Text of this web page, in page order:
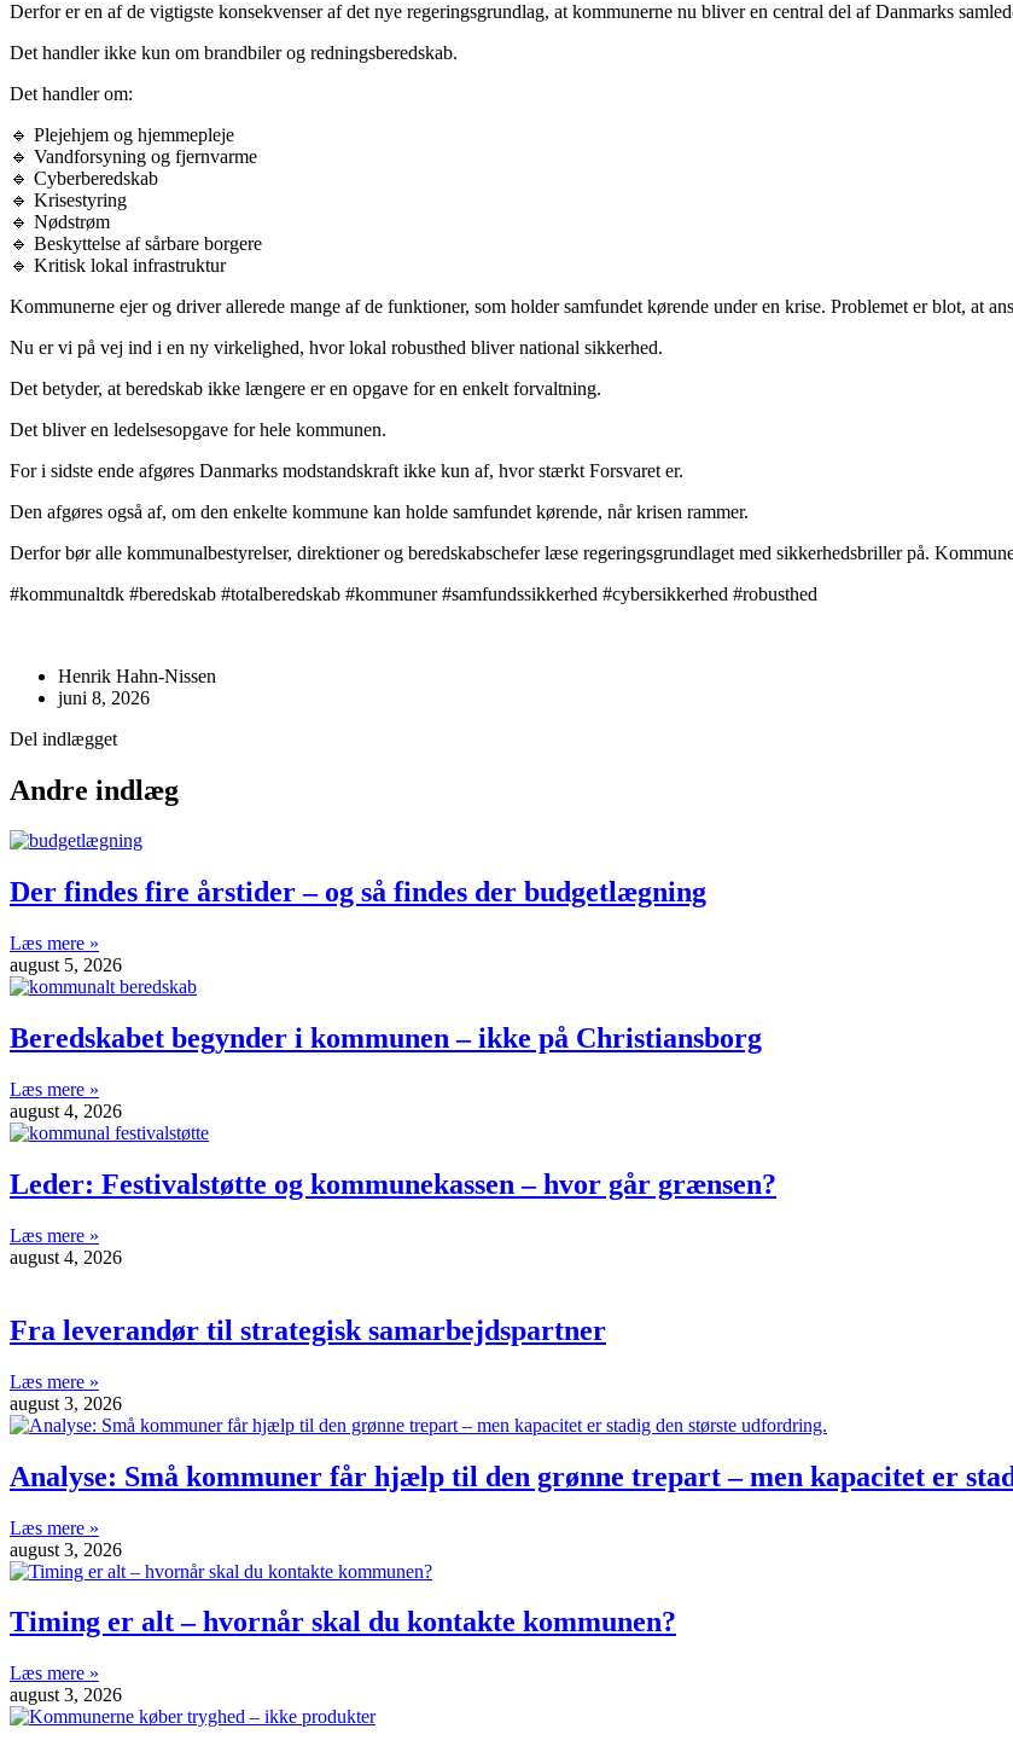
Derfor er en af de vigtigste konsekvenser af det nye regeringsgrundlag, at kommunerne nu bliver en central del af Danmarks
Det handler ikke kun om brandbiler og redningsberedskab.
Det handler om:
🔹 Plejehjem og hjemmepleje
🔹 Vandforsyning og fjernvarme
🔹 Cyberberedskab
🔹 Krisestyring
🔹 Nødstrøm
🔹 Beskyttelse af sårbare borgere
🔹 Kritisk lokal infrastruktur
Kommunerne ejer og driver allerede mange af de funktioner, som holder samfundet kørende under en krise. Problemet er blot, at
Nu er vi på vej ind i en ny virkelighed, hvor lokal robusthed bliver national sikkerhed.
Det betyder, at beredskab ikke længere er en opgave for en enkelt forvaltning.
Det bliver en ledelsesopgave for hele kommunen.
For i sidste ende afgøres Danmarks modstandskraft ikke kun af, hvor stærkt Forsvaret er.
Den afgøres også af, om den enkelte kommune kan holde samfundet kørende, når krisen rammer.
Derfor bør alle kommunalbestyrelser, direktioner og beredskabschefer læse regeringsgrundlaget med sikkerhedsbriller på.
#kommunaltdk #beredskab #totalberedskab #kommuner #samfundssikkerhed #cybersikkerhed #robusthed
Henrik Hahn-Nissen
juni 8, 2026
Del indlægget
Andre indlæg
Der findes fire årstider – og så findes der budgetlægning
Læs mere »
august 5, 2026
Beredskabet begynder i kommunen – ikke på Christiansborg
Læs mere »
august 4, 2026
Leder: Festivalstøtte og kommunekassen – hvor går grænsen?
Læs mere »
august 4, 2026
Fra leverandør til strategisk samarbejdspartner
Læs mere »
august 3, 2026
Analyse: Små kommuner får hjælp til den grønne trepart – men kapacitet er
Læs mere »
august 3, 2026
Timing er alt – hvornår skal du kontakte kommunen?
Læs mere »
august 3, 2026